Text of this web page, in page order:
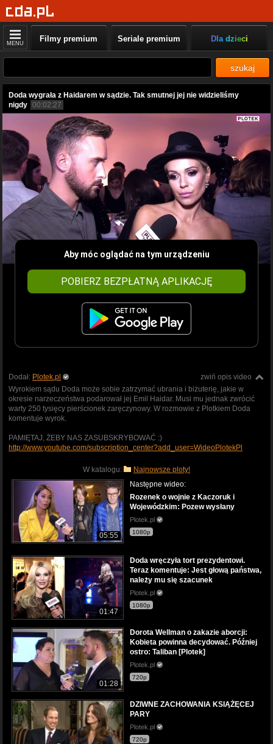
MENU Filmy premium Seriale premium Dla dzieci
szukaj
Doda wygrała z Haidarem w sądzie. Tak smutnej jej nie widzieliśmy
nigdy 00:02:27
Aby móc oglądać na tym urządzeniu
POBIERZ BEZPŁATNĄ APLIKACJĘ
zwiń opis video
Dodał: Plotek.pl
Wyrokiem sądu Doda może sobie zatrzymać ubrania i biżuterię, jakie w
okresie narzeczeństwa podarował jej Emil Haidar. Musi mu jednak zwrócić
warty 250 tysięcy pierścionek zaręczynowy. W rozmowie z Plotkiem Doda
komentuje wyrok.
PAMIĘTAJ, ŻEBY NAS ZASUBSKRYBOWAĆ :)
http://www.youtube.com/subscription_center?add_user=WideoPlotekPl
W katalogu: Najnowsze ploty!
05:55
Następne wideo:
Rozenek o wojnie z Kaczoruk i
Wojewódzkim: Pozew wysłany
Plotek.pl
1080p
01:47
Doda wręczyła tort prezydentowi.
Teraz komentuje: Jest głową państwa,
należy mu się szacunek
Plotek.pl
1080p
01:28
Dorota Wellman o zakazie aborcji:
Kobieta powinna decydować. Później
ostro: Taliban [Plotek]
Plotek.pl
720p
DZIWNE ZACHOWANIA KSIĄŻĘCEJ
PARY
Plotek.pl
720p